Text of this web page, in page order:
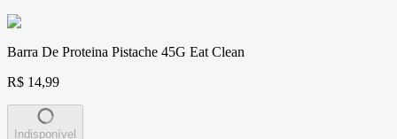
Barra De Proteina Pistache 45G Eat Clean
R$ 14,99
Indisponível